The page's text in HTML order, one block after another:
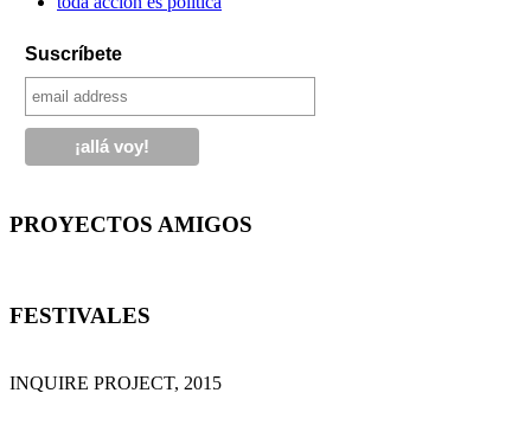
Suscríbete
PROYECTOS AMIGOS
FESTIVALES
INQUIRE PROJECT, 2015